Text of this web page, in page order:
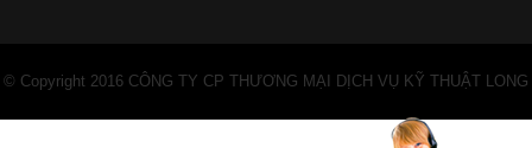
© Copyright 2016 CÔNG TY CP THƯƠNG MẠI DỊCH VỤ KỸ THUẬT LONG